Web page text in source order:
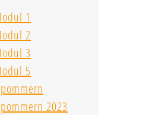
1
2
3
5
2023